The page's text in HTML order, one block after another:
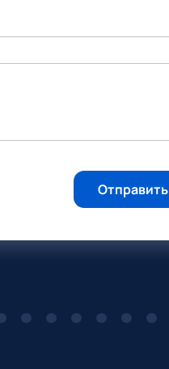
Отправить